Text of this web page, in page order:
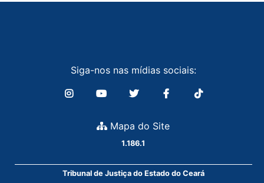
Siga-nos nas mídias sociais:
Mapa do Site
1.186.1
Tribunal de Justiça do Estado do Ceará